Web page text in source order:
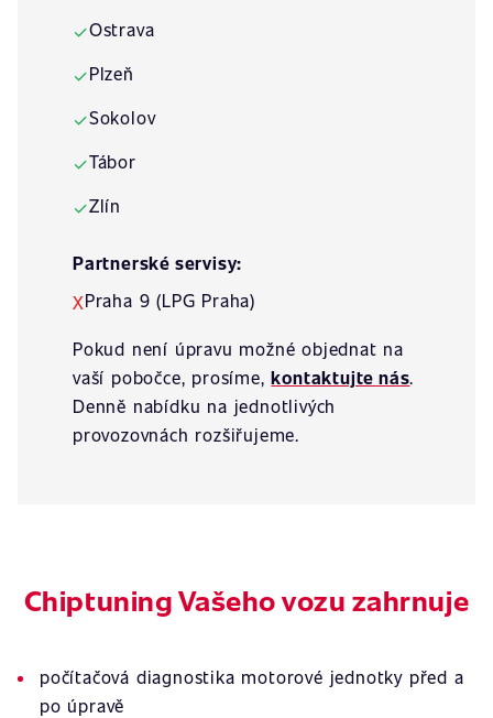
✓Ostrava
✓Plzeň
✓Sokolov
✓Tábor
✓Zlín
Partnerské servisy:
XPraha 9 (LPG Praha)
Pokud není úpravu možné objednat na
vaší pobočce, prosíme,kontaktujte nás.
Denně nabídku na jednotlivých
provozovnách rozšiřujeme.
Chiptuning Vašeho vozu zahrnuje
počítačová diagnostika motorové jednotky před a
po úpravě